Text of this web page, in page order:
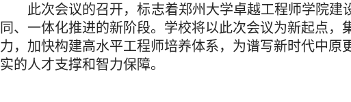
此次会议的召开，标志着郑州大学卓越工程师学院建
同、一体化推进的新阶段。学校将以此次会议为新起点，
力，加快构建高水平工程师培养体系，为谱写新时代中原
实的人才支撑和智力保障。